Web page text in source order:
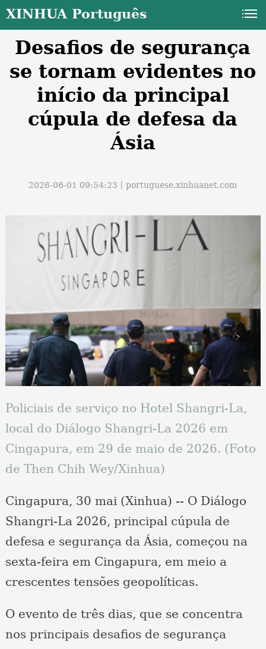
XINHUA Português
Desafios de segurança
se tornam evidentes no
início da principal
cúpula de defesa da
Ásia
2026-06-01 09:54:23丨portuguese.xinhuanet.com
Policiais de serviço no Hotel Shangri-La,
local do Diálogo Shangri-La 2026 em
Cingapura, em 29 de maio de 2026. (Foto
de Then Chih Wey/Xinhua)
Cingapura, 30 mai (Xinhua) -- O Diálogo
Shangri-La 2026, principal cúpula de
defesa e segurança da Ásia, começou na
sexta-feira em Cingapura, em meio a
crescentes tensões geopolíticas.
O evento de três dias, que se concentra
nos principais desafios de segurança